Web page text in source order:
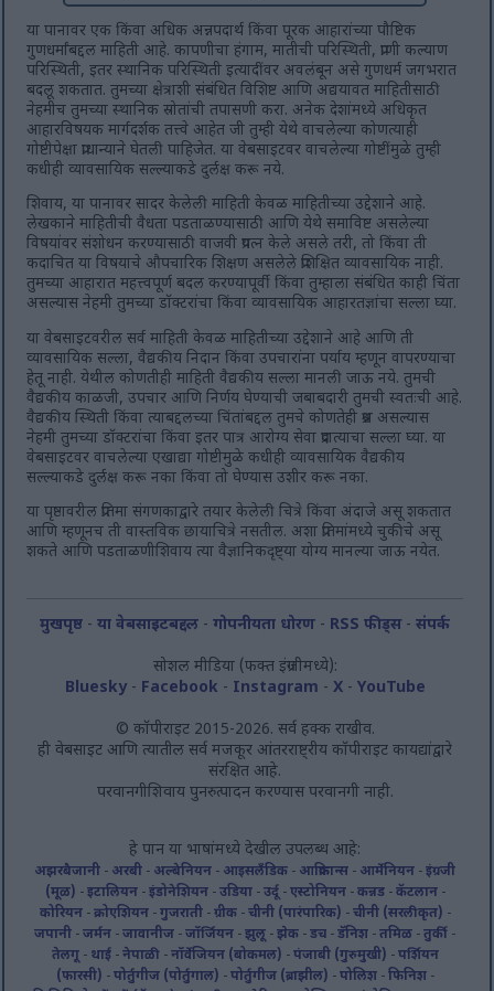
या पानावर एक किंवा अधिक अन्नपदार्थ किंवा पूरक आहारांच्या पौष्टिक
गुणधर्मांबद्दल माहिती आहे. कापणीचा हंगाम, मातीची परिस्थिती, प्राणी कल्याण
परिस्थिती, इतर स्थानिक परिस्थिती इत्यादींवर अवलंबून असे गुणधर्म जगभरात
बदलू शकतात. तुमच्या क्षेत्राशी संबंधित विशिष्ट आणि अद्ययावत माहितीसाठी
नेहमीच तुमच्या स्थानिक स्रोतांची तपासणी करा. अनेक देशांमध्ये अधिकृत
आहारविषयक मार्गदर्शक तत्त्वे आहेत जी तुम्ही येथे वाचलेल्या कोणत्याही
गोष्टीपेक्षा प्राधान्याने घेतली पाहिजेत. या वेबसाइटवर वाचलेल्या गोष्टींमुळे तुम्ही
कधीही व्यावसायिक सल्ल्याकडे दुर्लक्ष करू नये.
शिवाय, या पानावर सादर केलेली माहिती केवळ माहितीच्या उद्देशाने आहे.
लेखकाने माहितीची वैधता पडताळण्यासाठी आणि येथे समाविष्ट असलेल्या
विषयांवर संशोधन करण्यासाठी वाजवी प्रयत्न केले असले तरी, तो किंवा ती
कदाचित या विषयाचे औपचारिक शिक्षण असलेले प्रशिक्षित व्यावसायिक नाही.
तुमच्या आहारात महत्त्वपूर्ण बदल करण्यापूर्वी किंवा तुम्हाला संबंधित काही चिंता
असल्यास नेहमी तुमच्या डॉक्टरांचा किंवा व्यावसायिक आहारतज्ञांचा सल्ला घ्या.
या वेबसाइटवरील सर्व माहिती केवळ माहितीच्या उद्देशाने आहे आणि ती
व्यावसायिक सल्ला, वैद्यकीय निदान किंवा उपचारांना पर्याय म्हणून वापरण्याचा
हेतू नाही. येथील कोणतीही माहिती वैद्यकीय सल्ला मानली जाऊ नये. तुमची
वैद्यकीय काळजी, उपचार आणि निर्णय घेण्याची जबाबदारी तुमची स्वतःची आहे.
वैद्यकीय स्थिती किंवा त्याबद्दलच्या चिंतांबद्दल तुमचे कोणतेही प्रश्न असल्यास
नेहमी तुमच्या डॉक्टरांचा किंवा इतर पात्र आरोग्य सेवा प्रदात्याचा सल्ला घ्या. या
वेबसाइटवर वाचलेल्या एखाद्या गोष्टीमुळे कधीही व्यावसायिक वैद्यकीय
सल्ल्याकडे दुर्लक्ष करू नका किंवा तो घेण्यास उशीर करू नका.
या पृष्ठावरील प्रतिमा संगणकाद्वारे तयार केलेली चित्रे किंवा अंदाजे असू शकतात
आणि म्हणूनच ती वास्तविक छायाचित्रे नसतील. अशा प्रतिमांमध्ये चुकीचे असू
शकते आणि पडताळणीशिवाय त्या वैज्ञानिकदृष्ट्या योग्य मानल्या जाऊ नयेत.
मुखपृष्ठ -या वेबसाइटबद्दल -गोपनीयता धोरण - RSS फीड्स-संपर्क
सोशल मीडिया (फक्त इंग्रजीमध्ये):
Bluesky- Facebook - Instagram - X- YouTube
© कॉपीराइट 2015-2026. सर्व हक्क राखीव.
ही वेबसाइट आणि त्यातील सर्व मजकूर आंतरराष्ट्रीय कॉपीराइट कायद्यांद्वारे
संरक्षित आहे.
परवानगीशिवाय पुनरुत्पादन करण्यास परवानगी नाही.
हे पान या भाषांमध्ये देखील उपलब्ध आहे:
अझरबैजानी - अरबी - अल्बेनियन - आइसलँडिक - आफ्रिकान्स - आर्मेनियन -इंग्रजी
(मूळ) -इटालियन-इंडोनेशियन-उडिया-उर्दू-एस्टोनियन-कन्नड-कॅटलान-
कोरियन-क्रोएशियन-गुजराती-ग्रीक-चीनी (पारंपारिक) -चीनी (सरलीकृत) -
जपानी -जर्मन -जावानीज -जॉर्जियन -झुलू -झेक -डच -डॅनिश -तमिळ -तुर्की -
तेलगू- थाई-नेपाळी-नॉर्वेजियन (बोकमल) -पंजाबी (गुरुमुखी) -पर्शियन
(फारसी) -पोर्तुगीज (पोर्तुगाल) -पोर्तुगीज (ब्राझील) -पोलिश-फिनिश-